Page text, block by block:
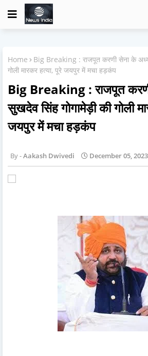
Home
Big Breaking : राजपूत करणी सेना के
गोली मारकर हत्या, पूरे जयपुर में मचा हड़कंप
Big Breaking : राजपूत
सुखदेव सिंह गोगामेड़ी की गोली
जयपुर में मचा हड़कंप
Aakash Dwivedi December 05, 2023